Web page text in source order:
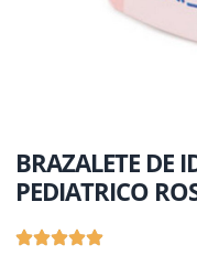
BRAZALETE DE
PEDIATRICO